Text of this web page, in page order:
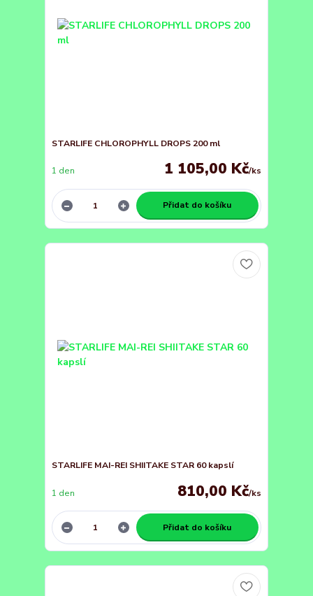
STARLIFE CHLOROPHYLL DROPS 200 ml
1 105,00 Kč/ks
1 den
Přidat do košíku
STARLIFE MAI-REI SHIITAKE STAR 60 kapslí
810,00 Kč/ks
1 den
Přidat do košíku